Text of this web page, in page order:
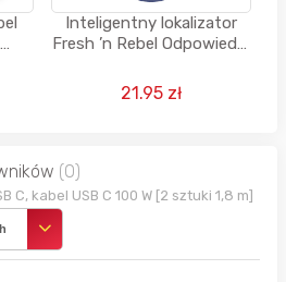
Inteligentny lokalizator
Fresh ’n Rebel Odpowiedni
Apple | Różne kolory
21.95 zł
(0)
C, kabel USB C 100 W [2 sztuki 1,8 m]